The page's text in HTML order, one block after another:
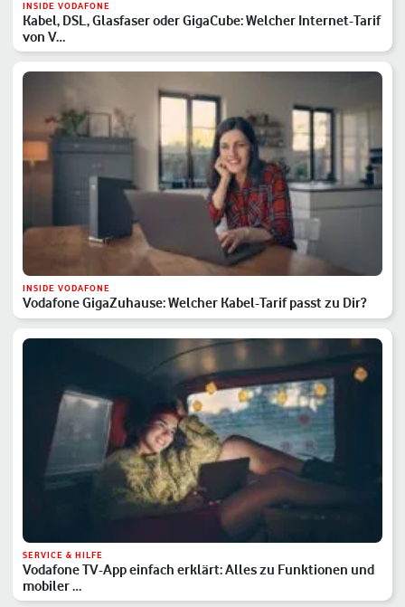
INSIDE VODAFONE
Kabel, DSL, Glasfaser oder GigaCube: Welcher Internet-Tarif
von V…
INSIDE VODAFONE
Vodafone GigaZuhause: Welcher Kabel-Tarif passt zu Dir?
SERVICE & HILFE
Vodafone TV-App einfach erklärt: Alles zu Funktionen und
mobiler …